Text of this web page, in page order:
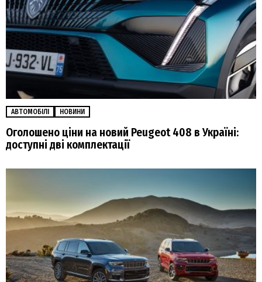
АВТОМОБІЛІ НОВИНИ
Оголошено ціни на новий Peugeot 408 в Україні:
доступні дві комплектації